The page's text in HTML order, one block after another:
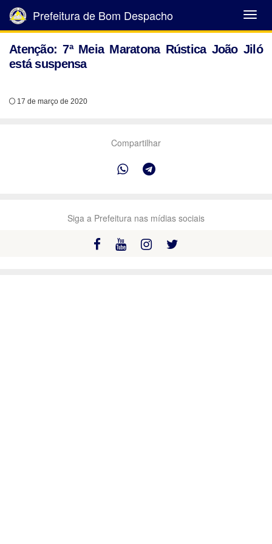
Abrir
Menu
Prefeitura de Bom Despacho
Atenção: 7ª Meia Maratona Rústica João Jiló
está suspensa
17 de março de 2020
Compartilhar
Siga a Prefeitura nas mídias sociais